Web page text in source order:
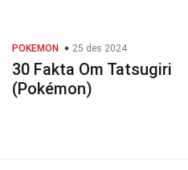
POKEMON 25 des 2024
30 Fakta Om Tatsugiri
(Pokémon)